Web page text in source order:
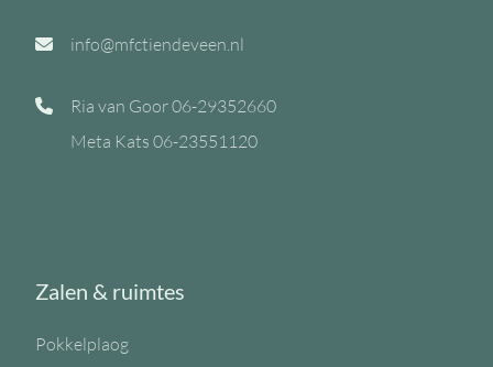
info@mfctiendeveen.nl
Ria van Goor06-29352660
Meta Kats 06-23551120
Zalen & ruimtes
Pokkelplaog